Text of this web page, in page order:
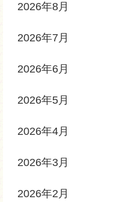
2026年8月
2026年7月
2026年6月
2026年5月
2026年4月
2026年3月
2026年2月